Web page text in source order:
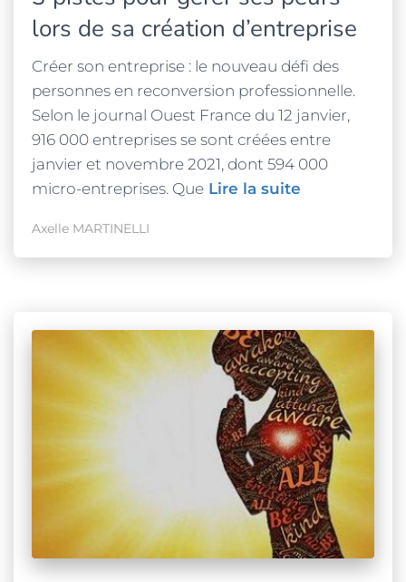
lors de sa création d’entreprise
Créer son entreprise : le nouveau défi des
personnes en reconversion professionnelle.
Selon le journal Ouest France du 12 janvier,
916 000 entreprises se sont créées entre
janvier et novembre 2021, dont 594 000
micro-entreprises. Que Lire la suite
Axelle MARTINELLI